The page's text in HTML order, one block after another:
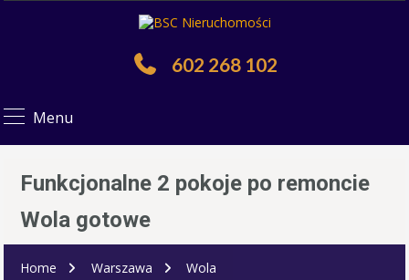
602 268 102
Menu
Funkcjonalne 2 pokoje po remoncie
Wola gotowe
Home Warszawa Wola